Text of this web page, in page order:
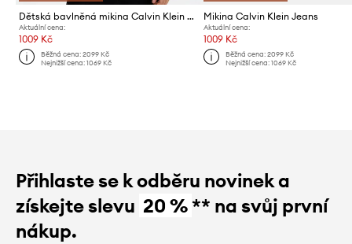
Dětská bavlněná mikina Calvin Klein Jeans
Aktuální cena:
1009 Kč
Běžná cena:2099 Kč
Nejnižší cena:1069 Kč
Mikina Calvin Klein Jeans
Aktuální cena:
1009 Kč
Běžná cena: 2099 Kč
Nejnižší cena: 1069 Kč
Přihlaste se k odběru novinek a
získejte slevu 20 %** na svůj první
nákup.